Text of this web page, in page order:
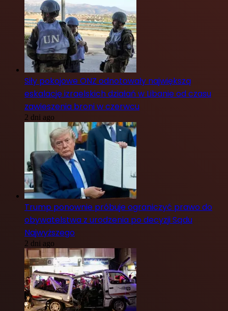
Siły pokojowe ONZ odnotowały największą
eskalację izraelskich działań w Libanie od czasu
zawieszenia broni w czerwcu
2 dni ago
Trump ponownie próbuje ograniczyć prawo do
obywatelstwa z urodzenia po decyzji Sądu
Najwyższego
2 dni ago